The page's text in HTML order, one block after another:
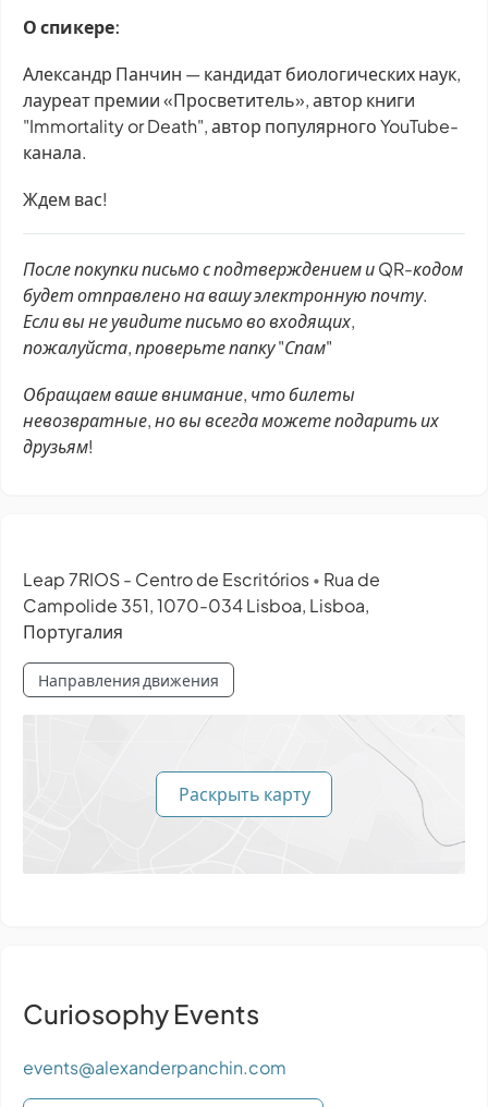
О спикере:
Александр Панчин — кандидат биологических наук,
лауреат премии «Просветитель», автор книги
"Immortality or Death", автор популярного YouTube-
канала.
Ждем вас!
После покупки письмо с подтверждением и QR-кодом
будет отправлено на вашу электронную почту.
Если вы не увидите письмо во входящих,
пожалуйста, проверьте папку "Спам"
Обращаем ваше внимание, что билеты
невозвратные, но вы всегда можете подарить их
друзьям!
Leap 7RIOS - Centro de Escritórios • Rua de
Campolide 351, 1070-034 Lisboa, Lisboa,
Португалия
Направления движения
Раскрыть карту
Curiosophy Events
events@alexanderpanchin.com